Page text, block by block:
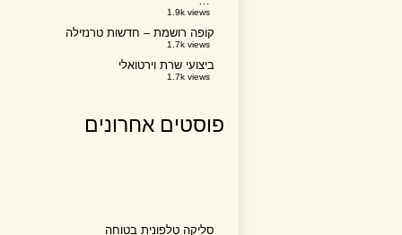
1.9k views
קופה רושמת – חדשות טרנזילה
1.7k views
ביצועי שרת וירטואלי
1.7k views
פוסטים אחרונים
סליקה טלפונית בטוחה